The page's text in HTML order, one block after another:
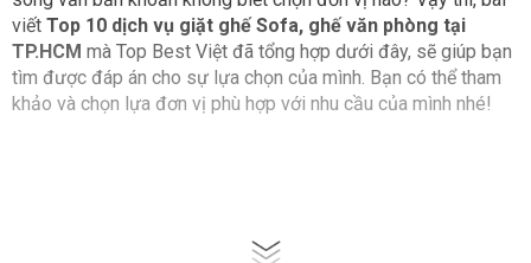
viết Top 10 dịch vụ giặt ghế Sofa, ghế văn phòng tại
TP.HCM mà Top Best Việt đã tổng hợp dưới đây, sẽ giúp bạn
tìm được đáp án cho sự lựa chọn của mình. Bạn có thể tham
khảo và chọn lựa đơn vị phù hợp với nhu cầu của mình nhé!